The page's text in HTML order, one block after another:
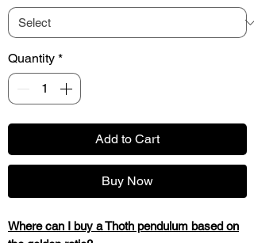
Quantity *
Add to Cart
Buy Now
Where can I buy a Thoth pendulum based on